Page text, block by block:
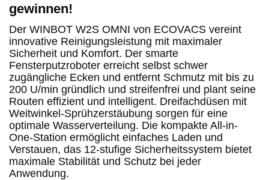
gewinnen!
Der WINBOT W2S OMNI von ECOVACS vereint
innovative Reinigungsleistung mit maximaler
Sicherheit und Komfort. Der smarte
Fensterputzroboter erreicht selbst schwer
zugängliche Ecken und entfernt Schmutz mit bis zu
200 U/min gründlich und streifenfrei und plant seine
Routen effizient und intelligent. Dreifachdüsen mit
Weitwinkel-Sprühzerstäubung sorgen für eine
optimale Wasserverteilung. Die kompakte All-in-
One-Station ermöglicht einfaches Laden und
Verstauen, das 12-stufige Sicherheitssystem bietet
maximale Stabilität und Schutz bei jeder
Anwendung.